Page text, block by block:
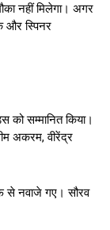
नहीं मिलेगा। अगर
और स्पिनर
को सम्मानित किया।
अकरम, वीरेंद्र
से नवाजे गए। सौरव